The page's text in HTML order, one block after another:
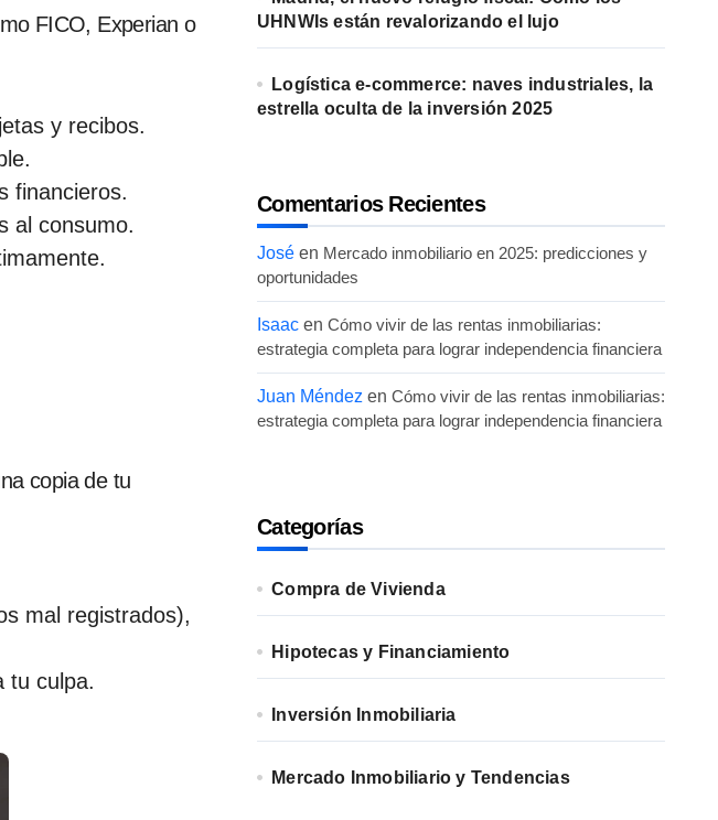
FICO, Experian o
y recibos.
financieros.
al consumo.
copia de tu
mal registrados),
tu culpa.
UHNWIs están revalorizando el lujo
Logística e-commerce: naves industriales, la
estrella oculta de la inversión 2025
Comentarios Recientes
José en Mercado inmobiliario en 2025: predicciones y
oportunidades
Isaac en Cómo vivir de las rentas inmobiliarias:
estrategia completa para lograr independencia financiera
Juan Méndez en Cómo vivir de las rentas inmobiliarias:
estrategia completa para lograr independencia financiera
Categorías
Compra de Vivienda
Hipotecas y Financiamiento
Inversión Inmobiliaria
Mercado Inmobiliario y Tendencias